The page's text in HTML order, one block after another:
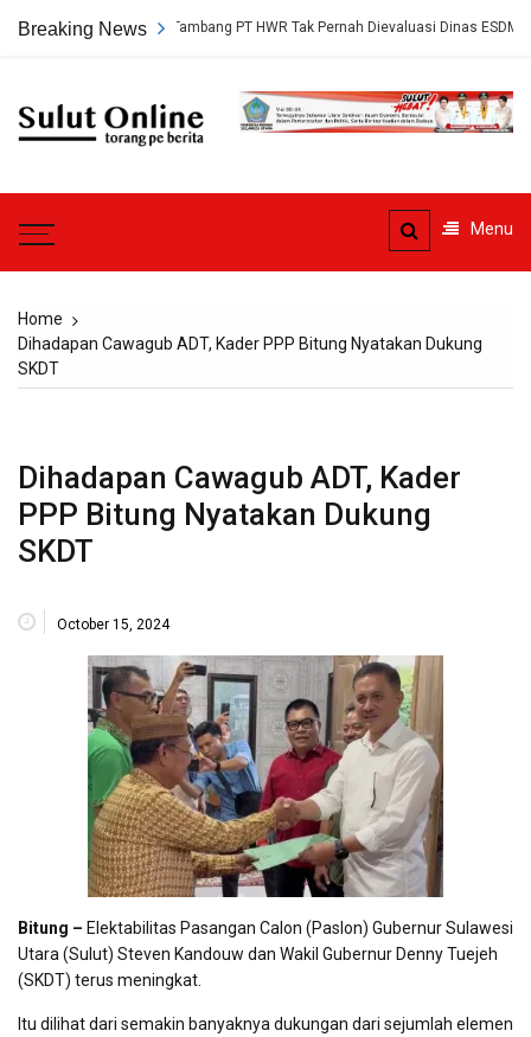
Breaking News
Persetujuan Tambang PT HWR Tak Pernah Dievaluasi Dinas ESDM
Sulut
Menu
Home
Dihadapan Cawagub ADT, Kader PPP Bitung Nyatakan Dukung
SKDT
Dihadapan Cawagub ADT, Kader
PPP Bitung Nyatakan Dukung
SKDT
October 15, 2024
Bitung – Elektabilitas Pasangan Calon (Paslon) Gubernur Sulawesi
Utara (Sulut) Steven Kandouw dan Wakil Gubernur Denny Tuejeh
(SKDT) terus meningkat.
Itu dilihat dari semakin banyaknya dukungan dari sejumlah elemen